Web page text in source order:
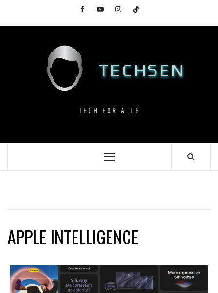
content
FacebookYouTubeInstagramTikTok
TECHSEN
TECH FOR ALLE
Primary
APPLE INTELLIGENCE